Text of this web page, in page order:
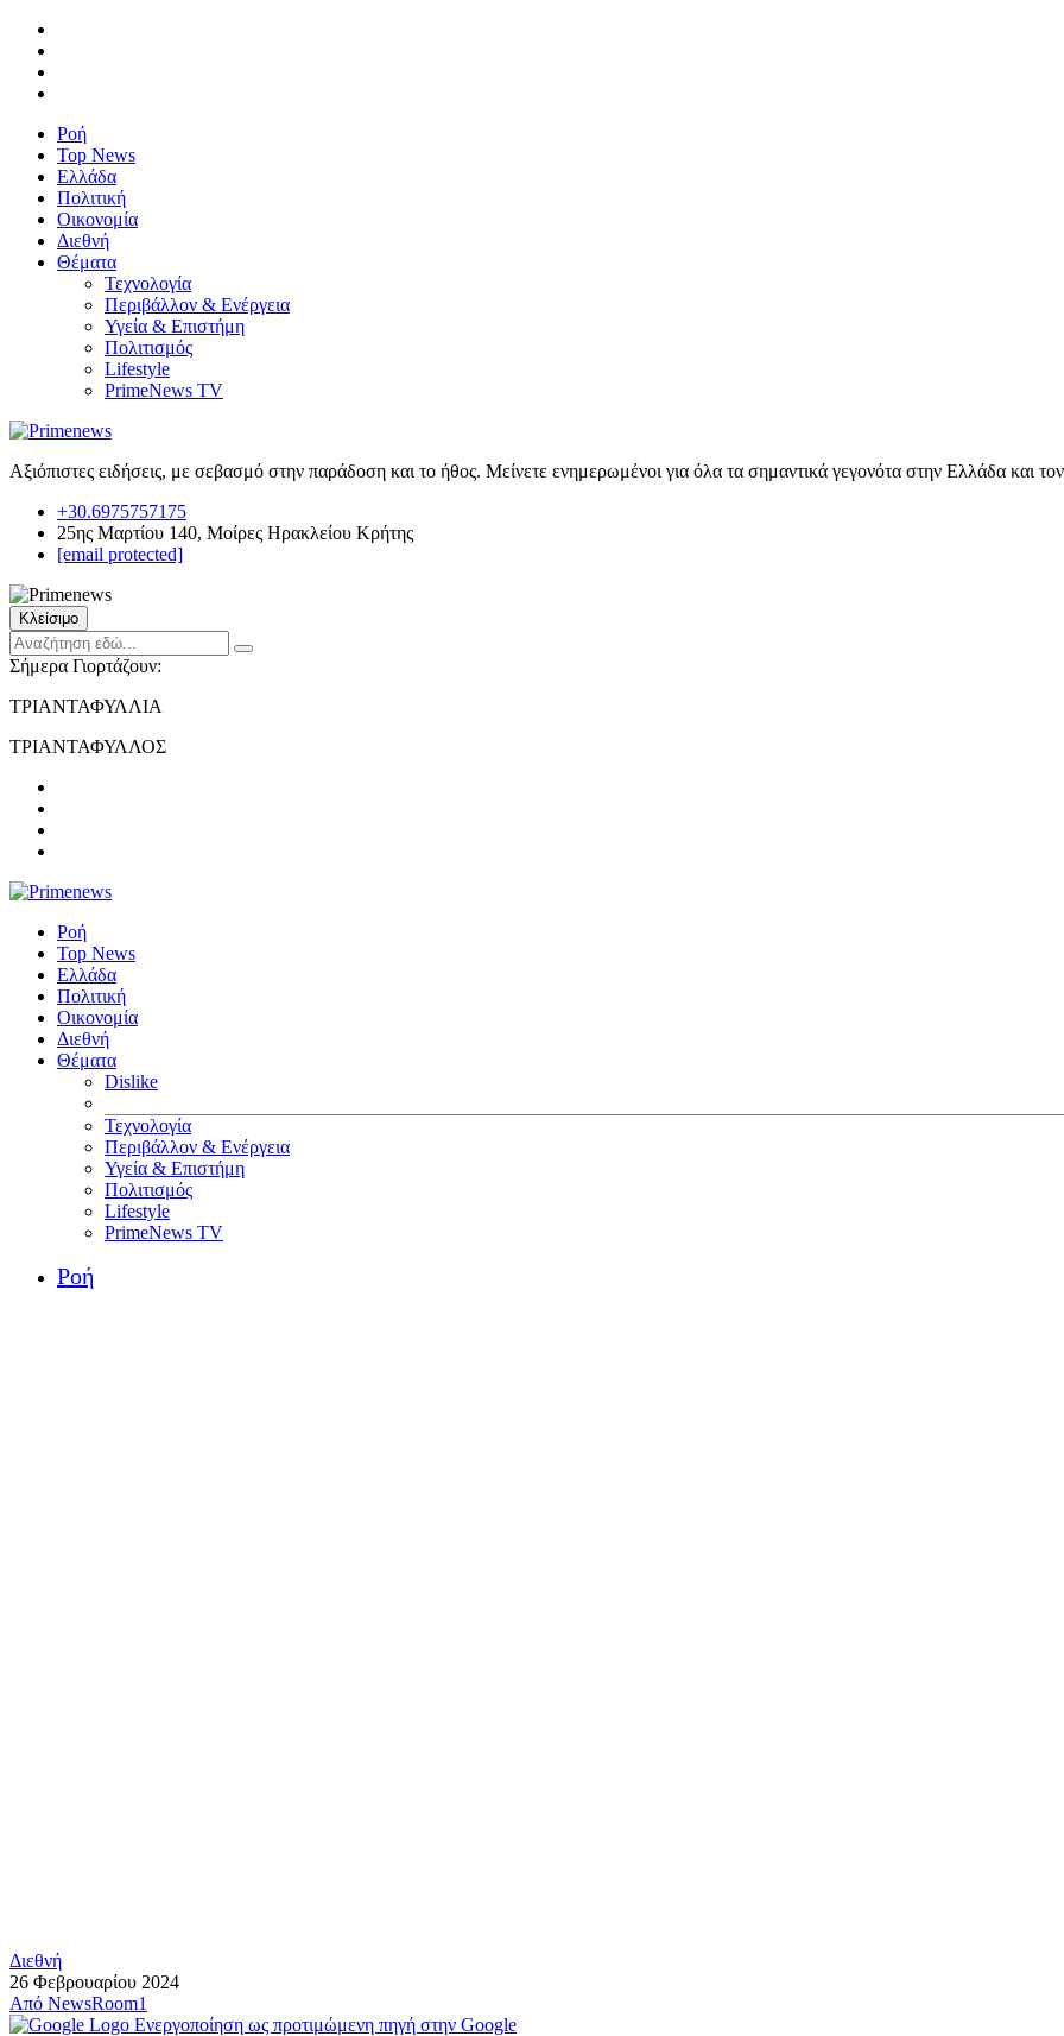
Ροή
Top News
Ελλάδα
Πολιτική
Οικονομία
Διεθνή
Θέματα
Τεχνολογία
Περιβάλλον & Ενέργεια
Υγεία & Επιστήμη
Πολιτισμός
Lifestyle
PrimeNews TV
Αξιόπιστες ειδήσεις, με σεβασμό στην παράδοση και το ήθος. Μείνετε ενημερωμένοι για όλα τα σημαντικά γεγονότα στην Ελλάδα και
+30.6975757175
25ης Μαρτίου 140, Μοίρες Ηρακλείου Κρήτης
[email protected]
Κλείσιμο
Σήμερα Γιορτάζουν:
ΤΡΙΑΝΤΑΦΥΛΛΙΑ
ΤΡΙΑΝΤΑΦΥΛΛΟΣ
Ροή
Top News
Ελλάδα
Πολιτική
Οικονομία
Διεθνή
Θέματα
Dislike
Τεχνολογία
Περιβάλλον & Ενέργεια
Υγεία & Επιστήμη
Πολιτισμός
Lifestyle
PrimeNews TV
Ροή
Διεθνή
26 Φεβρουαρίου 2024
Από NewsRoom1
Ενεργοποίηση ως προτιμώμενη πηγή στην Google